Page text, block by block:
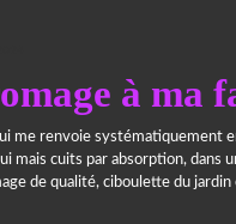
à ma
me renvoie systématiquement
mais cuits par absorption, dans
de qualité, ciboulette du